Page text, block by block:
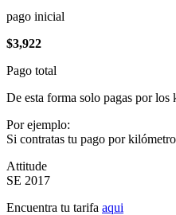
pago inicial
$3,922
Pago total
De esta forma solo pagas por los
Por ejemplo:
Si contratas tu pago por
Attitude
SE 2017
Encuentra tu tarifa aqui